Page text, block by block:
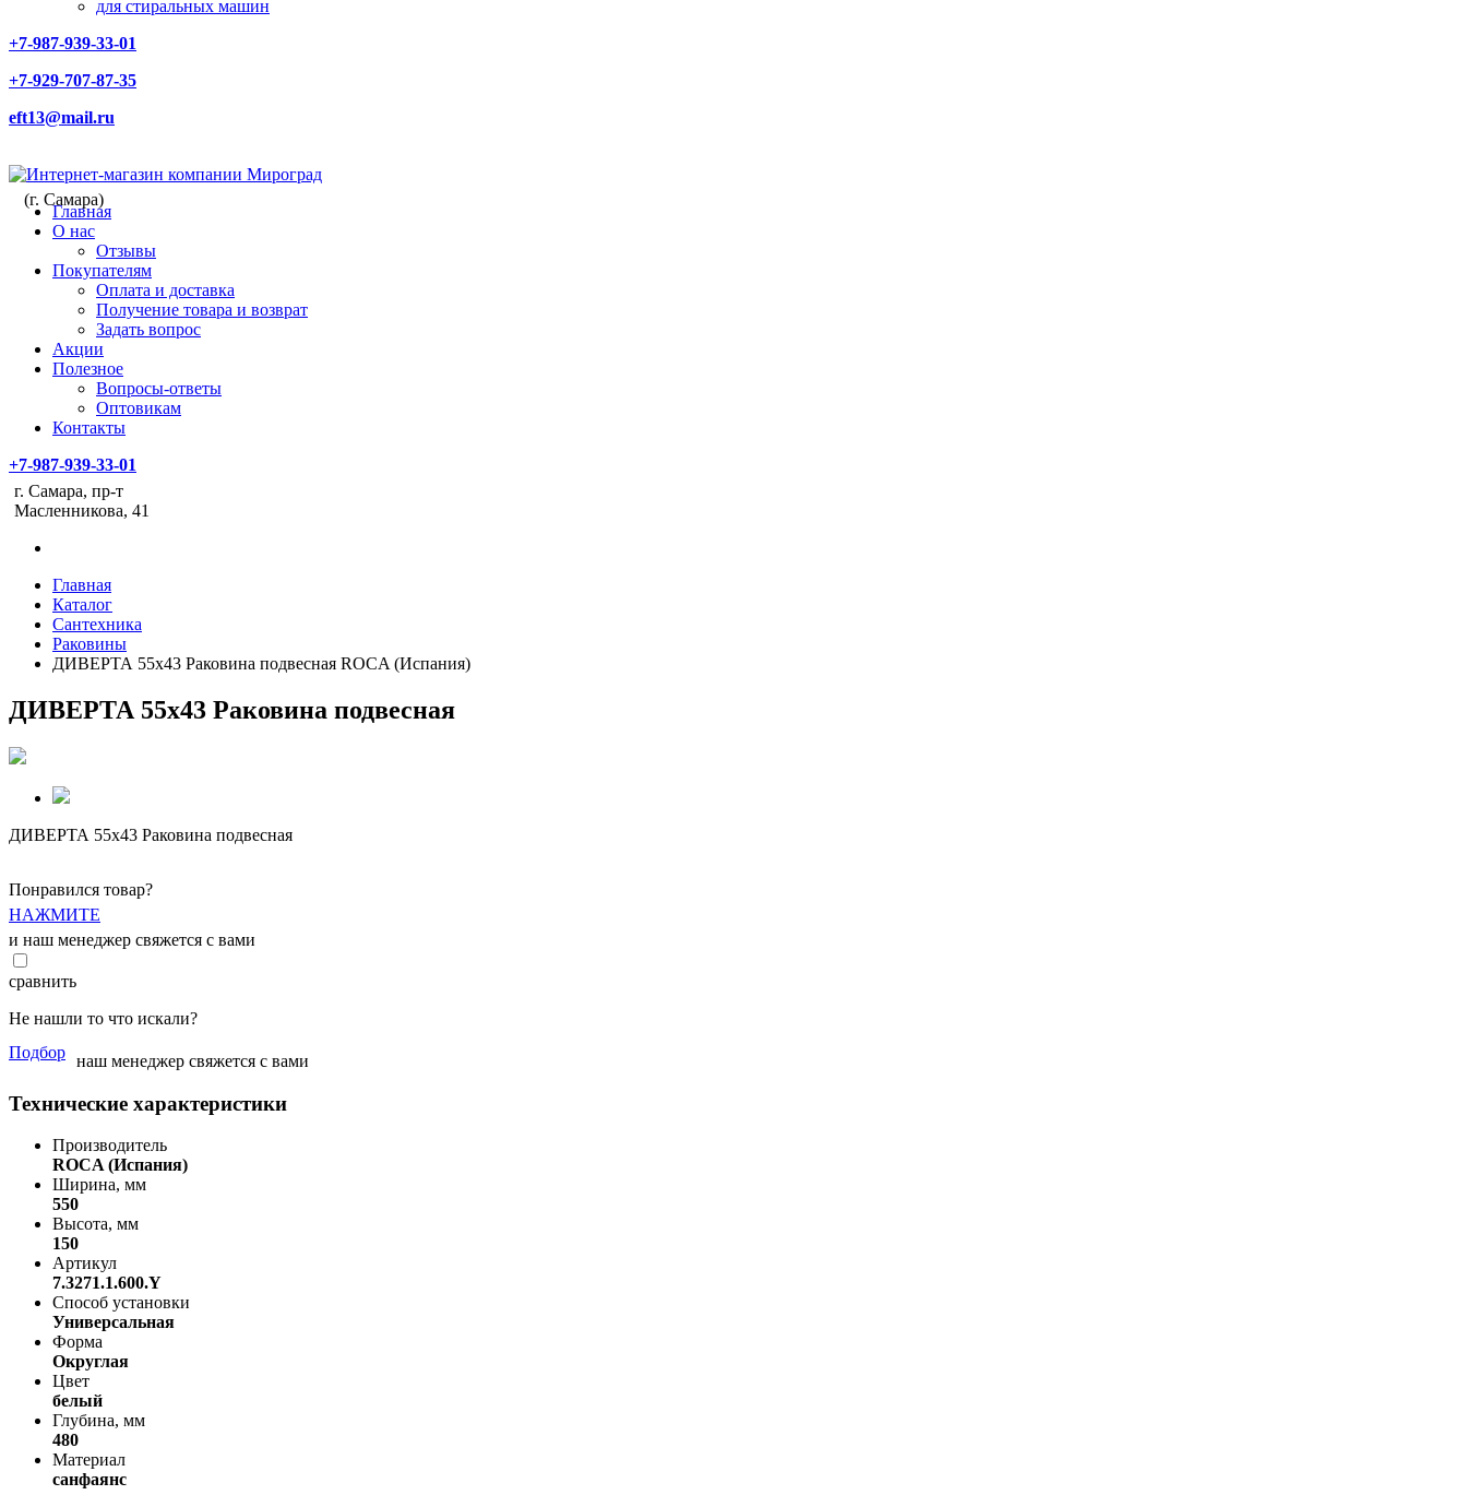
для стиральных машин
+7-987-939-33-01
+7-929-707-87-35
eft13@mail.ru
(г. Самара)
Главная
О нас
Отзывы
Покупателям
Оплата и доставка
Получение товара и возврат
Задать вопрос
Акции
Полезное
Вопросы-ответы
Оптовикам
Контакты
+7-987-939-33-01
г. Самара, пр-т
Масленникова, 41
Главная
Каталог
Сантехника
Раковины
ДИВЕРТА 55х43 Раковина подвесная ROCA (Испания)
ДИВЕРТА 55х43 Раковина подвесная
ДИВЕРТА 55х43 Раковина подвесная
Понравился товар?
НАЖМИТЕ
и наш менеджер свяжется с вами
сравнить
Не нашли то что искали?
Подбор наш менеджер свяжется с вами
Технические характеристики
Производитель
ROCA (Испания)
Ширина, мм
550
Высота, мм
150
Артикул
7.3271.1.600.Y
Способ установки
Универсальная
Форма
Округлая
Цвет
белый
Глубина, мм
480
Материал
санфаянс